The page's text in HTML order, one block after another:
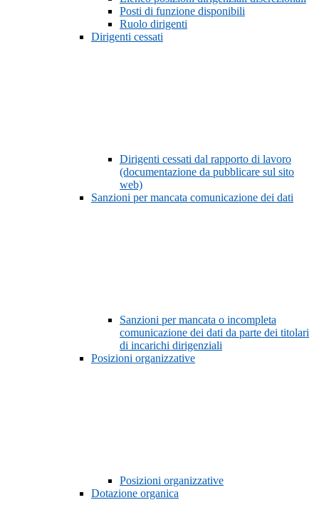
Posti di funzione disponibili
Ruolo dirigenti
Dirigenti cessati
Dirigenti cessati dal rapporto di lavoro
(documentazione da pubblicare sul sito
web)
Sanzioni per mancata comunicazione dei dati
Sanzioni per mancata o incompleta
comunicazione dei dati da parte dei titolari
di incarichi dirigenziali
Posizioni organizzative
Posizioni organizzative
Dotazione organica